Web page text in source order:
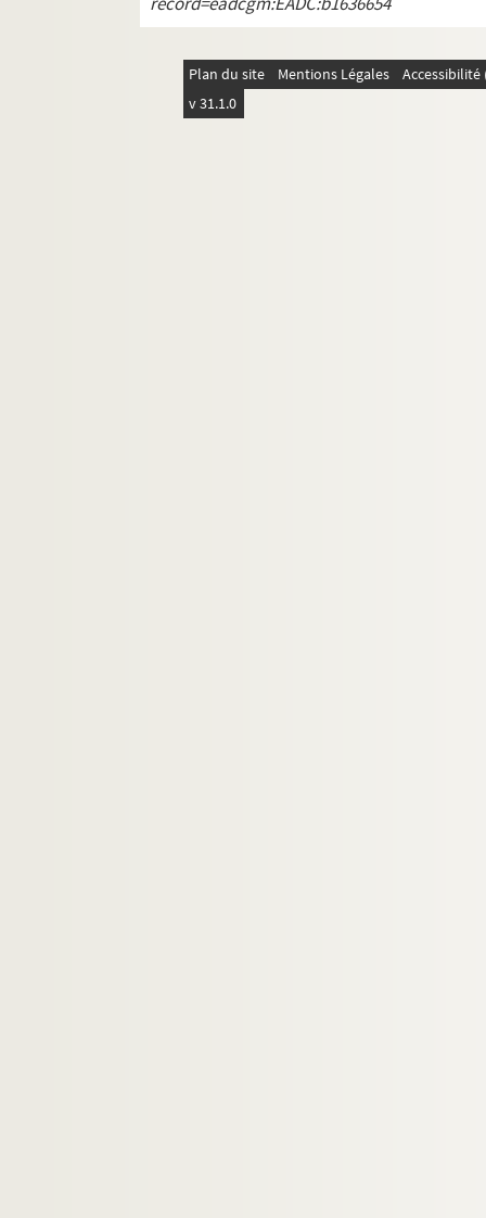
Plan du site Mentions Légales
v 31.1.0